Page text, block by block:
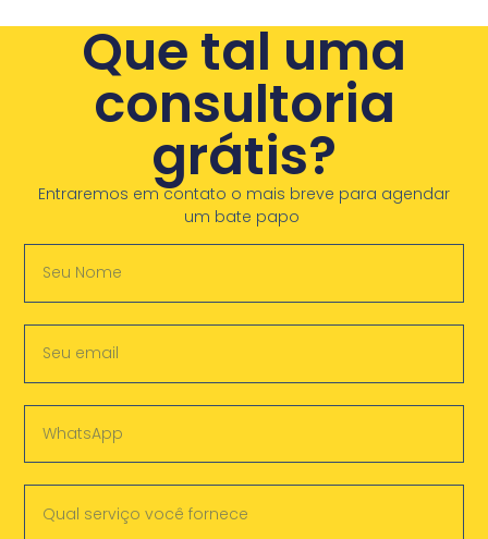
Que tal uma
consultoria
grátis?
Entraremos em contato o mais breve para agendar
um bate papo